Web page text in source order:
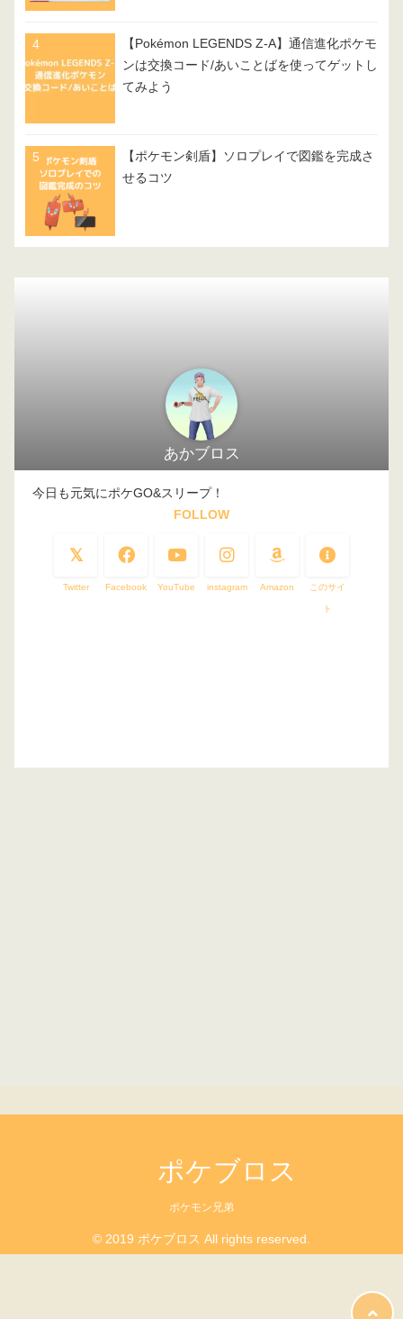
【Pokémon LEGENDS Z-A】通信進化ポケモ
ンは交換コード/あいことばを使ってゲットし
てみよう
【ポケモン剣盾】ソロプレイで図鑑を完成さ
せるコツ
あかブロス
今日も元気にポケGO&スリープ！
FOLLOW
Twitter Facebook YouTube instagram Amazon このサイ
ト
ポケブロス
ポケモン兄弟
© 2019 ポケブロス All rights reserved.